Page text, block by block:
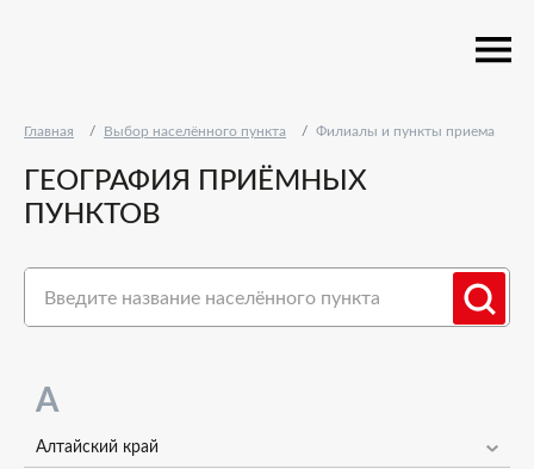
Главная Выбор населённого пункта Филиалы и пункты приема
ГЕОГРАФИЯ ПРИЁМНЫХ
ПУНКТОВ
А
Алтайский край